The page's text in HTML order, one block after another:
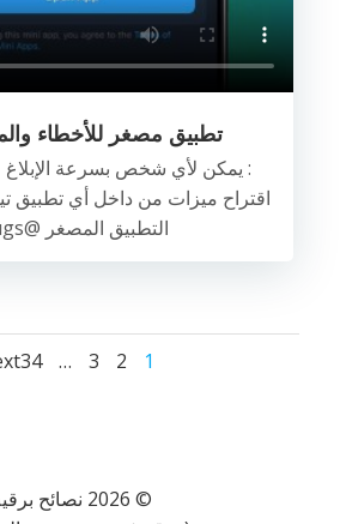
تطبيق مصغر للأخطاء
: يمكن لأي شخص بسرعة الإبلاغ
اقتراح ميزات من داخل أي تطبيق
التطبيق المصغر @bugs.
Posts
Posts
Page1
Page
2
Page
3
…
34
© 2026 نصائح برقية